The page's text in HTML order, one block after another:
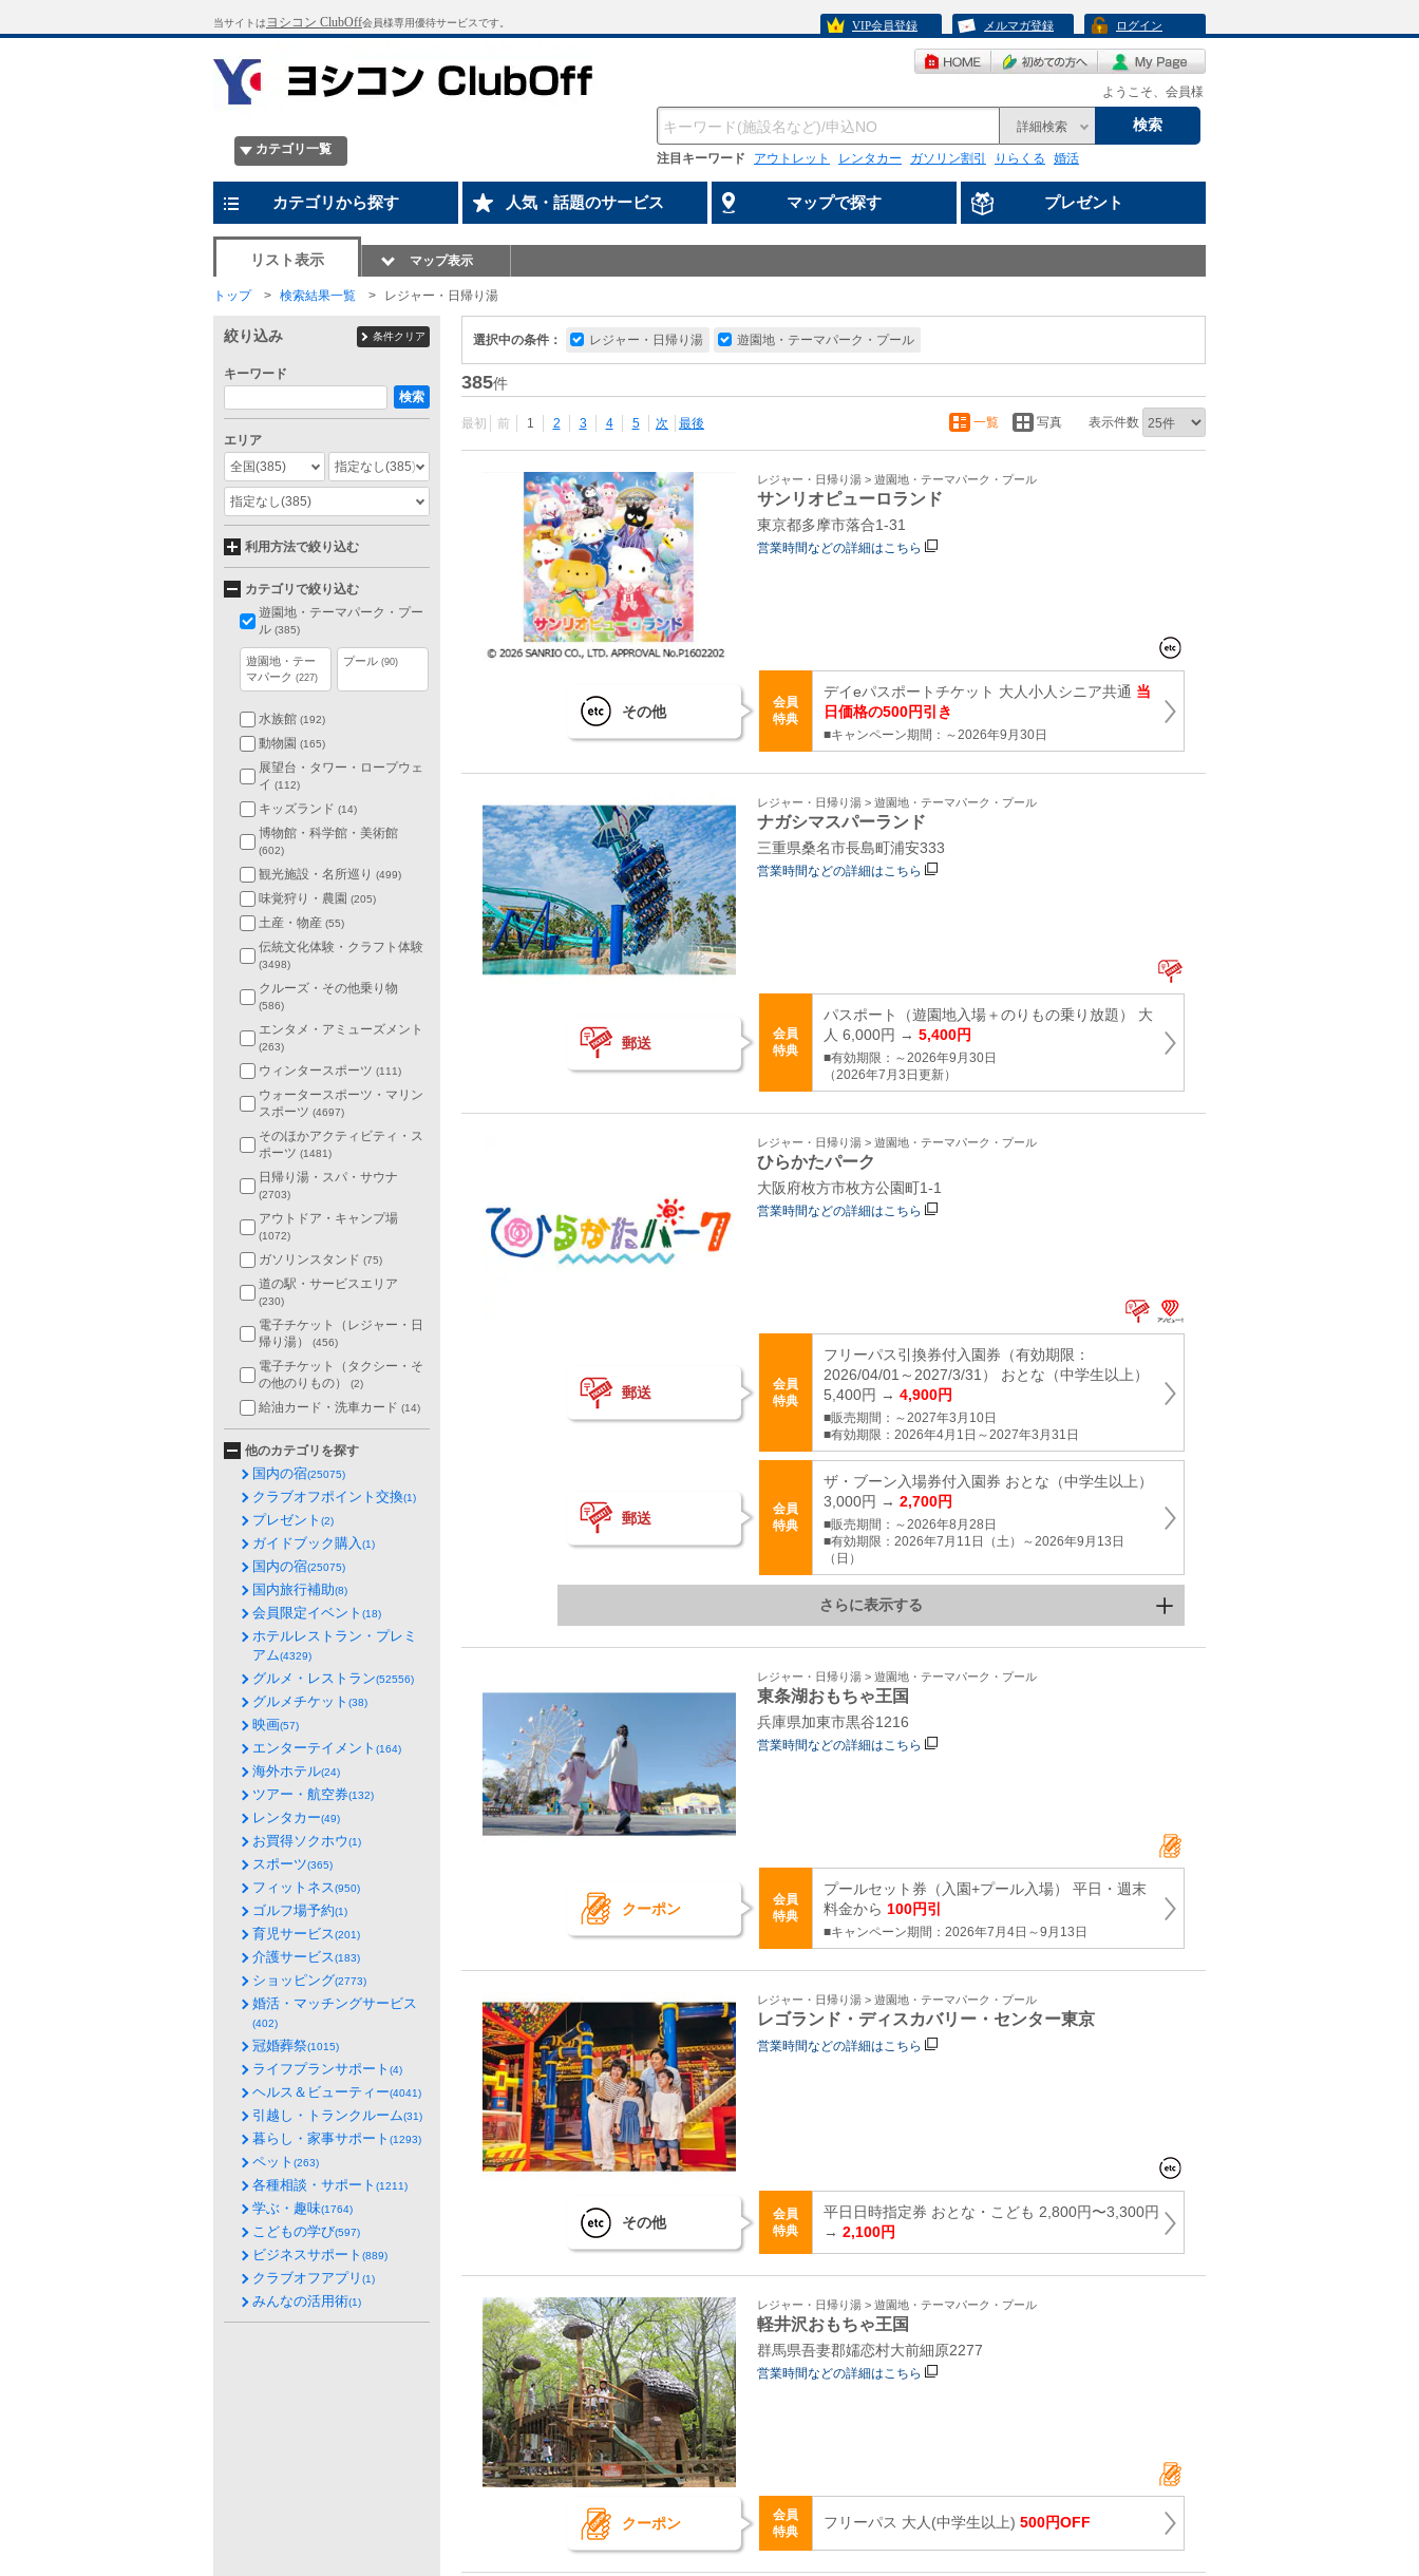
当サイトは ヨシコン ClubOff会員様専用優待サービスです。 VIP会員登録 メルマガ登録 ログイン
ようこそ、会員様
カテゴリ一覧
詳細検索 検索
注目キーワード アウトレット レンタカー ガソリン割引 りらくる 婚活
カテゴリから探す 人気・話題のサービス マップで探す プレゼント
リスト表示 マップ表示
トップ 検索結果一覧 レジャー・日帰り湯
選択中の条件： レジャー・日帰り湯 遊園地・テーマパーク・プール
385件
最初 前 1 2 3 4 5 次 最後 一覧 写真 表示件数
レジャー・日帰り湯 > 遊園地・テーマパーク・プール
サンリオピューロランド
東京都多摩市落合1-31
営業時間などの詳細はこちら
その他
会員
特典
デイeパスポートチケット 大人小人シニア共通 当
日価格の500円引き
■キャンペーン期間：～2026年9月30日
レジャー・日帰り湯 > 遊園地・テーマパーク・プール
ナガシマスパーランド
三重県桑名市長島町浦安333
営業時間などの詳細はこちら
郵送
会員
特典
パスポート（遊園地入場＋のりもの乗り放題） 大
人 6,000円 → 5,400円
■有効期限：～2026年9月30日
（2026年7月3日更新）
レジャー・日帰り湯 > 遊園地・テーマパーク・プール
ひらかたパーク
大阪府枚方市枚方公園町1‐1
営業時間などの詳細はこちら
郵送
会員
特典
フリーパス引換券付入園券（有効期限：
2026/04/01～2027/3/31） おとな（中学生以上）
5,400円 → 4,900円
■販売期間：～2027年3月10日
■有効期限：2026年4月1日～2027年3月31日
郵送
会員
特典
ザ・ブーン入場券付入園券 おとな（中学生以上）
3,000円 → 2,700円
■販売期間：～2026年8月28日
■有効期限：2026年7月11日（土）～2026年9月13日
（日）
さらに表示する
レジャー・日帰り湯 > 遊園地・テーマパーク・プール
東条湖おもちゃ王国
兵庫県加東市黒谷1216
営業時間などの詳細はこちら
クーポン
会員
特典
プールセット券（入園+プール入場） 平日・週末
料金から 100円引
■キャンペーン期間：2026年7月4日～9月13日
レジャー・日帰り湯 > 遊園地・テーマパーク・プール
レゴランド・ディスカバリー・センター東京
営業時間などの詳細はこちら
その他
会員
特典
平日日時指定券 おとな・こども 2,800円〜3,300円
→ 2,100円
レジャー・日帰り湯 > 遊園地・テーマパーク・プール
軽井沢おもちゃ王国
群馬県吾妻郡嬬恋村大前細原2277
営業時間などの詳細はこちら
クーポン
会員
特典
フリーパス 大人(中学生以上) 500円OFF
絞り込み 条件クリア
キーワード
検索
エリア
全国(385) 指定なし(385)
指定なし(385)
利用方法で絞り込む
カテゴリで絞り込む
遊園地・テーマパーク・プー
ル (385)
遊園地・テー
マパーク (227)
プール (90)
水族館 (192)
動物園 (165)
展望台・タワー・ロープウェ
イ (112)
キッズランド (14)
博物館・科学館・美術館
(602)
観光施設・名所巡り (499)
味覚狩り・農園 (205)
土産・物産 (55)
伝統文化体験・クラフト体験
(3498)
クルーズ・その他乗り物
(586)
エンタメ・アミューズメント
(263)
ウィンタースポーツ (111)
ウォータースポーツ・マリン
スポーツ (4697)
そのほかアクティビティ・ス
ポーツ (1481)
日帰り湯・スパ・サウナ
(2703)
アウトドア・キャンプ場
(1072)
ガソリンスタンド (75)
道の駅・サービスエリア
(230)
電子チケット（レジャー・日
帰り湯）
(456)
電子チケット（タクシー・そ
の他のりもの）
(2)
給油カード・洗車カード (14)
他のカテゴリを探す
国内の宿(25075)
クラブオフポイント交換(1)
プレゼント (2)
ガイドブック購入(1)
国内の宿(25075)
国内旅行補助(8)
会員限定イベント (18)
ホテルレストラン・プレミ
アム(4329)
グルメ・レストラン(52556)
グルメチケット (38)
映画(57)
エンターテイメント (164)
海外ホテル(24)
ツアー・航空券(132)
レンタカー(49)
お買得ソクホウ(1)
スポーツ(365)
フィットネス(950)
ゴルフ場予約(1)
育児サービス(201)
介護サービス(183)
ショッピング(2773)
婚活・マッチングサービス
(402)
冠婚葬祭(1015)
ライフプランサポート (4)
ヘルス＆ビューティー(4041)
引越し・トランクルーム(31)
暮らし・家事サポート (1293)
ペット (263)
各種相談・サポート (1211)
学ぶ・趣味(1764)
こどもの学び(597)
ビジネスサポート (889)
クラブオフアプリ (1)
みんなの活用術(1)